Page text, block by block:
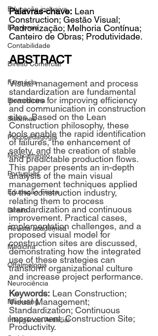
Educação inclusiva
Economia
Contabilidade
Direito Comercial
Farmácia
Biomedicina
Sistemas
Psicopedagogia
Medicamento
Português
Educação Física
Direito
Revista acadêmica
Medicina
Oftalmologia
Neurociência
Marketing
Inteligência Artificial
Palavras-chave: Lean
Construction; Gestão Visual;
Padronização; Melhoria Contínua;
Canteiro de Obras; Produtividade.
ABSTRACT
Visual management and process
standardization are fundamental
practices for improving efficiency
and communication in construction
sites. Based on the Lean
Construction philosophy, these
tools enable the rapid identification
of failures, the enhancement of
safety, and the creation of stable
and predictable production flows.
This paper presents an in-depth
analysis of the main visual
management techniques applied
to the construction industry,
relating them to process
standardization and continuous
improvement. Practical cases,
implementation challenges, and a
proposed visual model for
construction sites are discussed,
demonstrating how the integrated
use of these strategies can
transform organizational culture
and increase project performance.
Keywords: Lean Construction;
Visual Management;
Standardization; Continuous
Improvement; Construction Site;
Productivity.